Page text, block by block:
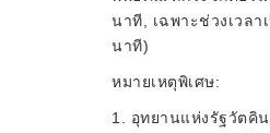
นาที, เฉพาะช่วงเวล
นาที)
หมายเหตุพิเศษ:
1. อุทยานแห่งรัฐวัตคิ